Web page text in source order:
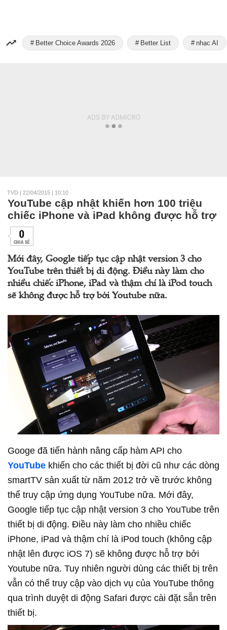
Better Choice Awards 2026 Better List nhạc AI
TVD | 22/04/2015 | 10:10
YouTube cập nhật khiến hơn 100 triệu
chiếc iPhone và iPad không được hỗ trợ
0
CHIA SẺ
Mới đây, Google tiếp tục cập nhật version 3 cho
YouTube trên thiết bị di động. Điều này làm cho
nhiều chiếc iPhone, iPad và thậm chí là iPod touch
sẽ không được hỗ trợ bởi Youtube nữa.
Googe đã tiến hành nâng cấp hàm API cho
YouTube khiến cho các thiết bị đời cũ như các dòng
smartTV sản xuất từ năm 2012 trở về trước không
thể truy cập ứng dụng YouTube nữa. Mới đây,
Google tiếp tục cập nhật version 3 cho YouTube trên
thiết bị di động. Điều này làm cho nhiều chiếc
iPhone, iPad và thậm chí là iPod touch (không cập
nhật lên được iOS 7) sẽ không được hỗ trợ bởi
Youtube nữa. Tuy nhiên người dùng các thiết bị trên
vẫn có thể truy cập vào dịch vụ của YouTube thông
qua trình duyệt di động Safari được cài đặt sẵn trên
thiết bị.